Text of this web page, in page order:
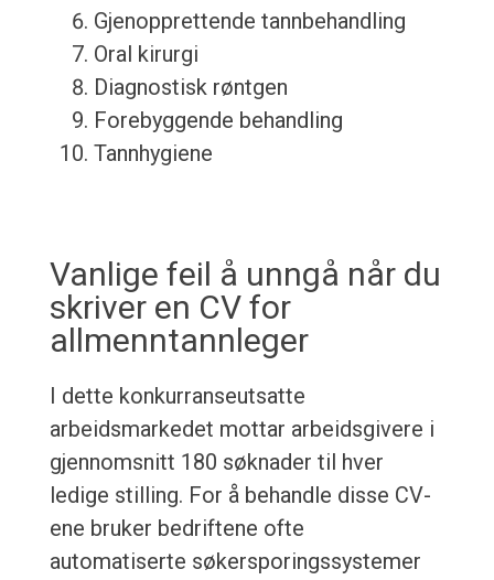
Gjenopprettende tannbehandling
Oral kirurgi
Diagnostisk røntgen
Forebyggende behandling
Tannhygiene
Vanlige feil å unngå når du
skriver en CV for
allmenntannleger
I dette konkurranseutsatte
arbeidsmarkedet mottar arbeidsgivere i
gjennomsnitt 180 søknader til hver
ledige stilling. For å behandle disse CV-
ene bruker bedriftene ofte
automatiserte søkersporingssystemer